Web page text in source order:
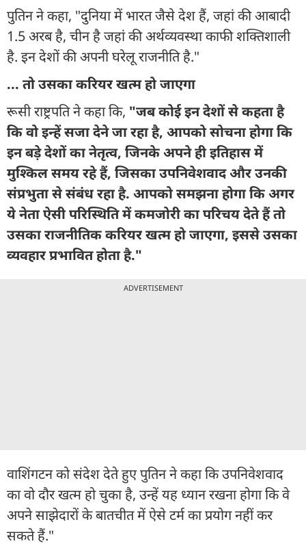
पुतिन ने कहा, "दुनिया में भारत जैसे देश हैं, जहां की आबादी
1.5 अरब है, चीन है जहां की अर्थव्यवस्था काफी शक्तिशाली
है. इन देशों की अपनी घरेलू राजनीति है."
... तो उसका करियर खत्म हो जाएगा
रूसी राष्ट्रपति ने कहा कि, "जब कोई इन देशों से कहता है
कि वो इन्हें सजा देने जा रहा है, आपको सोचना होगा कि
इन बड़े देशों का नेतृत्व, जिनके अपने ही इतिहास में
मुश्किल समय रहे हैं, जिसका उपनिवेशवाद और उनकी
संप्रभुता से संबंध रहा है. आपको समझना होगा कि अगर
ये नेता ऐसी परिस्थिति में कमजोरी का परिचय देते हैं तो
उसका राजनीतिक करियर खत्म हो जाएगा, इससे उसका
व्यवहार प्रभावित होता है."
ADVERTISEMENT
वाशिंगटन को संदेश देते हुए पुतिन ने कहा कि उपनिवेशवाद
का वो दौर खत्म हो चुका है, उन्हें यह ध्यान रखना होगा कि वे
अपने साझेदारों के बातचीत में ऐसे टर्म का प्रयोग नहीं कर
सकते हैं."